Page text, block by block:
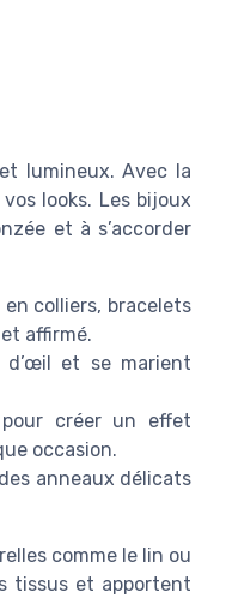
lumineux. Avec la
looks. Les bijoux
et à s’accorder
colliers, bracelets
affirmé.
et se marient
créer un effet
occasion.
anneaux délicats
comme le lin ou
tissus et apportent